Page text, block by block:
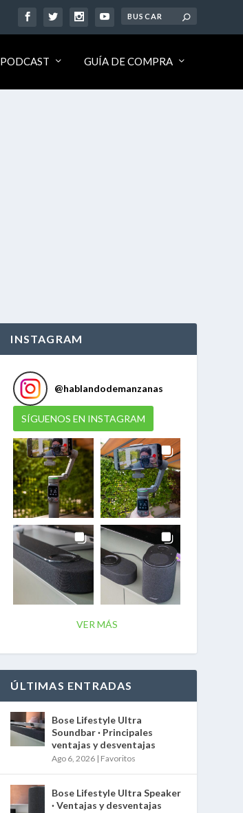
PODCAST GUÍA DE COMPRA
INSTAGRAM
@hablandodemanzanas
SÍGUENOS EN INSTAGRAM
VER MÁS
ÚLTIMAS ENTRADAS
Bose Lifestyle Ultra
Soundbar · Principales
ventajas y desventajas
Ago 6, 2026 | Favoritos
Bose Lifestyle Ultra Speaker
· Ventajas y desventajas